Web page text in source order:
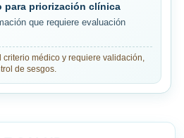
para priorización clínica
que requiere evaluación
criterio médico y requiere validación,
de sesgos.